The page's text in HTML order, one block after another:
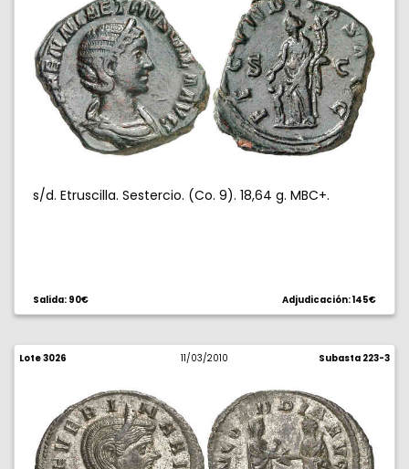
s/d. Etruscilla. Sestercio. (Co. 9). 18,64 g. MBC+.
Salida: 90€ Adjudicación: 145€
Lote 3026 11/03/2010 Subasta 223-3